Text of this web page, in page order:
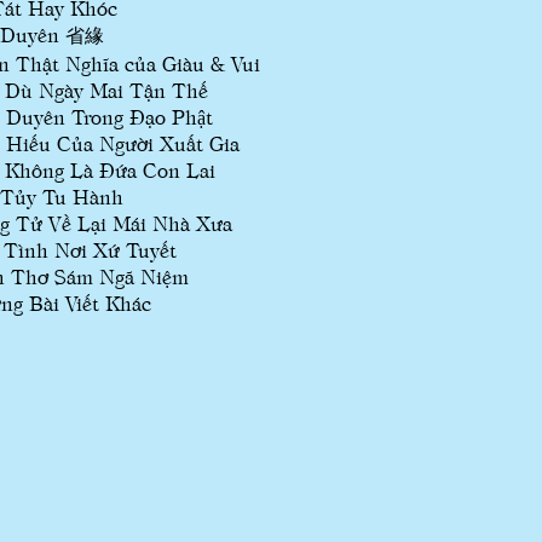
Hay Khóc
省緣
Thật Nghĩa của Giàu & Vui
Ngày Mai Tận Thế
Trong Đạo Phật
Hiếu Của Người Xuất Gia
Không Là Đứa Con Lai
Tu Hành
Tử Về Lại Mái Nhà Xưa
Nơi Xứ Tuyết
Thơ Sám Ngã Niệm
Bài Viết Khác